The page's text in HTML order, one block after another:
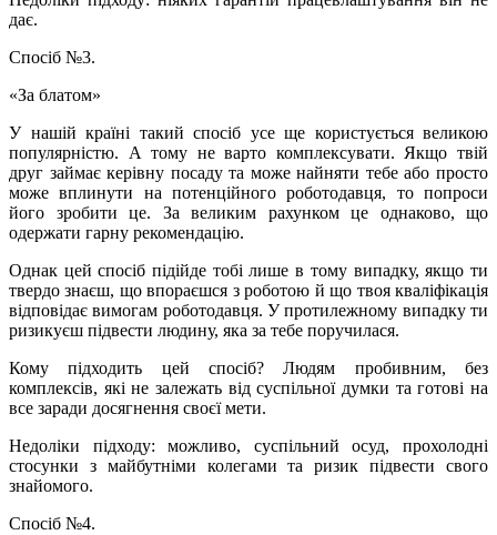
дає.
Спосіб №3.
«За блатом»
У нашій країні такий спосіб усе ще користується великою
популярністю. А тому не варто комплексувати. Якщо твій
друг займає керівну посаду та може найняти тебе або просто
може вплинути на потенційного роботодавця, то попроси
його зробити це. За великим рахунком це однаково, що
одержати гарну рекомендацію.
Однак цей спосіб підійде тобі лише в тому випадку, якщо ти
твердо знаєш, що впораєшся з роботою й що твоя кваліфікація
відповідає вимогам роботодавця. У протилежному випадку ти
ризикуєш підвести людину, яка за тебе поручилася.
Кому підходить цей спосіб? Людям пробивним, без
комплексів, які не залежать від суспільної думки та готові на
все заради досягнення своєї мети.
Недоліки підходу: можливо, суспільний осуд, прохолодні
стосунки з майбутніми колегами та ризик підвести свого
знайомого.
Спосіб №4.